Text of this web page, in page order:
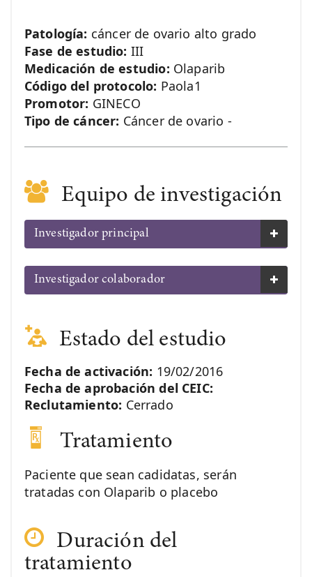
Patología: cáncer de ovario alto grado
Fase de estudio: III
Medicación de estudio: Olaparib
Código del protocolo: Paola1
Promotor: GINECO
Tipo de cáncer: Cáncer de ovario -
Equipo de investigación
Investigador principal
Investigador colaborador
Estado del estudio
Fecha de activación: 19/02/2016
Fecha de aprobación del CEIC:
Reclutamiento: Cerrado
Tratamiento
Paciente que sean cadidatas, serán
tratadas con Olaparib o placebo
Duración del
tratamiento